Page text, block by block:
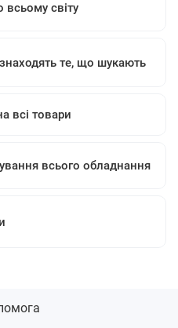
світу
знаходять те, що шукають
всі товари
всього обладнання